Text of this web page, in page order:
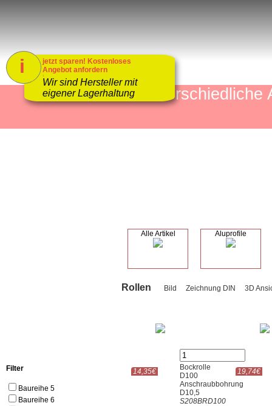
mehr als 4000
Alle Artikel Aluprofile
Rollen Bild Zeichnung DIN 3D
Bockrolle
D100
Anschraubbohrung
D10,5
S208BRD100
14,35€ 19,74€
Filter
Baureihe 5
Baureihe 6
jetzt sparen! Kostenloses
Angebot anfordern
1
Wir sind Hersteller mit
eigener Lagerhaltung
i